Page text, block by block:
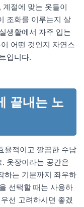
절에 맞는 옷들이
조화를 이루는지 살
생활에서 자주 입는
어떤 것인지 자연스
입니다.
끝내는 노
율적이고 깔끔한 수납
옷장이라는 공간은
하는 기분까지 좌우하
선택할 때는 사용하
선 고려하시면 좋겠